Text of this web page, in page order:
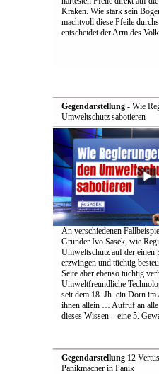
Kraken. Wie stark sein
machtvoll diese Pfeile
entscheidet der Arm des
Gegendarstellung- Wie
Umweltschutz sabotieren
An verschiedenen
Gründer Ivo Sasek, wie
Umweltschutz auf der einen
erzwingen und tüchtig
Seite aber ebenso tüchtig
Umweltfreundliche
seit dem 18. Jh. ein Dorn
ihnen allein … Aufruf an alle
dieses Wissen – eine 5.
Gegendarstellung12
Panikmacher in Panik